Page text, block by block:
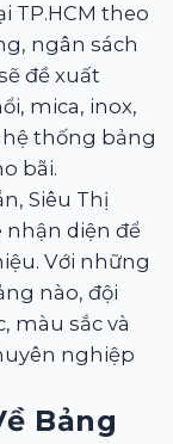
TP.HCM theo
ngân sách
đề xuất
mica, inox,
hệ thống bảng
bãi.
Siêu Thị
nhận diện để
Với những
nào, đội
màu sắc và
nghiệp
Bảng